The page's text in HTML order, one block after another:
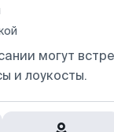
могут
и лоукосты.